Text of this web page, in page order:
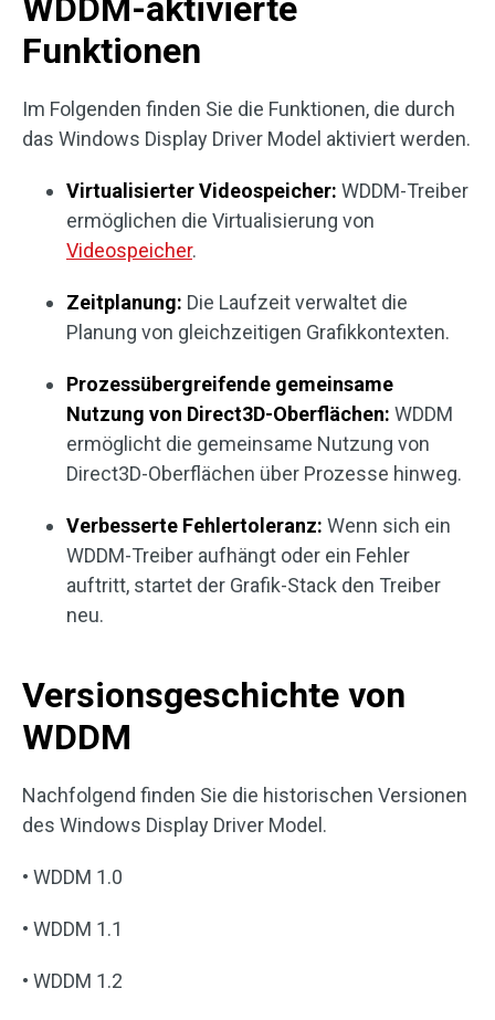
WDDM-aktivierte
Funktionen
Im Folgenden finden Sie die Funktionen, die durch
das Windows Display Driver Model aktiviert werden.
Virtualisierter Videospeicher: WDDM-Treiber
ermöglichen die Virtualisierung von
Videospeicher.
Zeitplanung: Die Laufzeit verwaltet die
Planung von gleichzeitigen Grafikkontexten.
Prozessübergreifende gemeinsame
Nutzung von Direct3D-Oberflächen: WDDM
ermöglicht die gemeinsame Nutzung von
Direct3D-Oberflächen über Prozesse hinweg.
Verbesserte Fehlertoleranz: Wenn sich ein
WDDM-Treiber aufhängt oder ein Fehler
auftritt, startet der Grafik-Stack den Treiber
neu.
Versionsgeschichte von
WDDM
Nachfolgend finden Sie die historischen Versionen
des Windows Display Driver Model.
• WDDM 1.0
• WDDM 1.1
• WDDM 1.2